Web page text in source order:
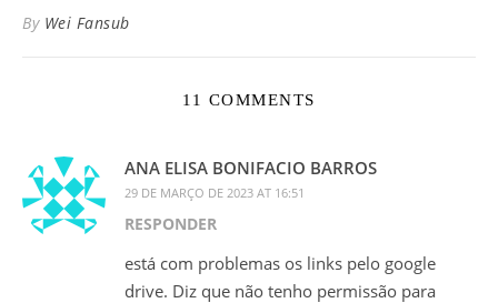
By Wei Fansub
11 COMMENTS
ANA ELISA BONIFACIO BARROS
29 DE MARÇO DE 2023 AT 16:51
RESPONDER
está com problemas os links pelo google
drive. Diz que não tenho permissão para